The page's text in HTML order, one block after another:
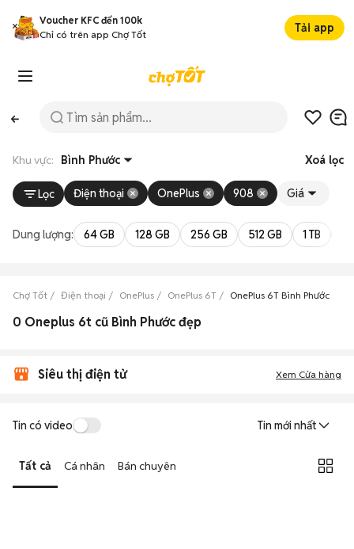
Voucher KFC đến 100k
Chỉ có trên app Chợ Tốt
Tải app
Khu vực: Bình Phước Xoá lọc
Lọc Điện thoại OnePlus 908 Giá
Dung lượng: 64 GB 128 GB 256 GB 512 GB 1 TB
Chợ Tốt Điện thoại OnePlus OnePlus 6T OnePlus 6T Bình Phước
0 Oneplus 6t cũ Bình Phước đẹp
Siêu thị điện tử Xem Cửa hàng
Tin có video Tin mới nhất
Tất cả Cá nhân Bán chuyên